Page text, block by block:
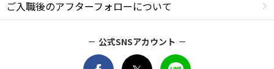
ご入職後のアフターフォローについて
公式SNSアカウント